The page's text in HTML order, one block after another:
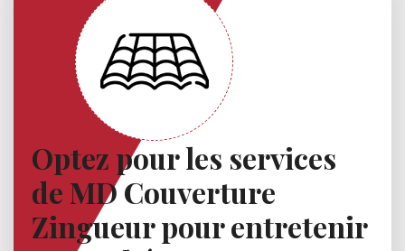
Optez pour les services
de MD Couverture
Zingueur pour entretenir